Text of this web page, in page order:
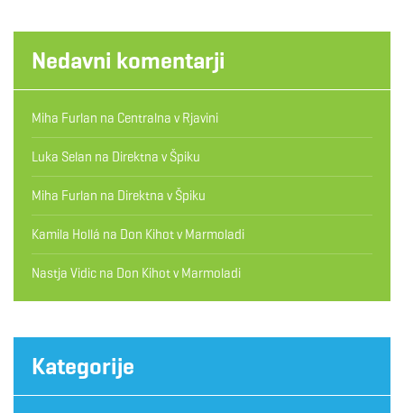
Nedavni komentarji
Miha Furlan na Centralna v Rjavini
Luka Selan na Direktna v Špiku
Miha Furlan na Direktna v Špiku
Kamila Hollá na Don Kihot v Marmoladi
Nastja Vidic na Don Kihot v Marmoladi
Kategorije